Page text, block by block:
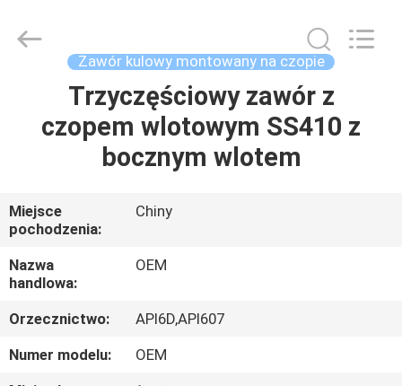
PRODUKTY
FILMY
O
NAS
WYCIECZKA
Enterprise
Management
Zawór kulowy montowany na czopie
Trzyczęściowy zawór z
czopem wlotowym SS410 z
bocznym wlotem
Miejsce
pochodzenia:
Chiny
Nazwa
handlowa:
OEM
Orzecznictwo:
API6D,API607
Numer modelu:
OEM